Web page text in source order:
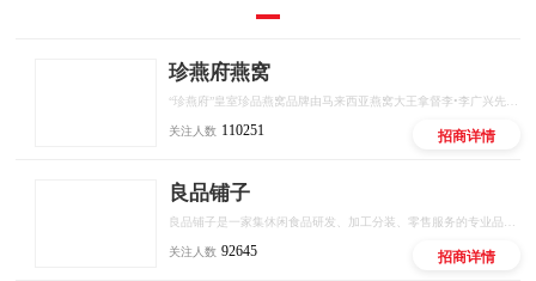
珍燕府燕窝
关注人数 110251 招商详情
良品铺子
关注人数 92645 招商详情